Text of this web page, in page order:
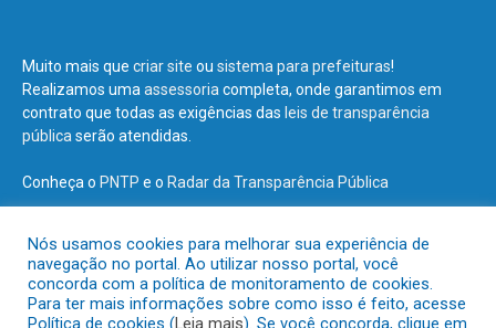
Muito mais que criar site ou sistema para prefeituras!
Realizamos umaassessoriacompleta, onde garantimos em
contrato que todas as exigências das leis de transparência
públicaserão atendidas.
Conheça o PNTP e o Radar da Transparência Pública
Todos os direitos reservados a Prefeitura Municipal de Terra Santa.
Nós usamos cookies para melhorar sua experiência de
navegação no portal. Ao utilizar nosso portal, você
concorda com a política de monitoramento de cookies.
Para ter mais informações sobre como isso é feito, acesse
Política de cookies (Leia mais). Se você concorda, clique em